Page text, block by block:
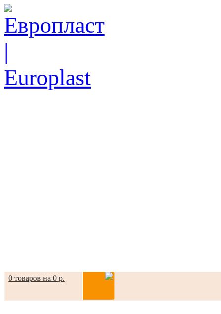
0 товаров на 0 р.